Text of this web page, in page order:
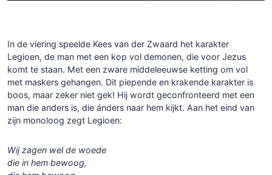
In de viering speelde Kees van der Zwaard het karakter
Legioen, de man met een kop vol demonen, die voor Jezus
komt te staan. Met een zware middeleeuwse ketting om vol
met maskers gehangen. Dit piepende en krakende karakter is
boos, maar zeker niet gek! Hij wordt geconfronteerd met een
man die anders is, die ánders naar hem kijkt. Aan het eind van
zijn monoloog zegt Legioen:
Wij zagen wel de woede
die in hem bewoog,